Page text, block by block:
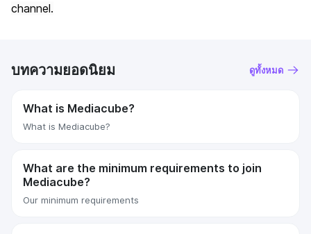
channel.
บทความยอดนิยม ดูทั้งหมด
What is Mediacube?
What is Mediacube?
What are the minimum requirements to join
Mediacube?
Our minimum requirements